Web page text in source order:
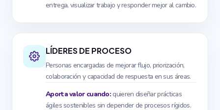
entrega, visualizar trabajo y responder mejor al cambio.
LÍDERES DE PROCESO
Personas encargadas de mejorar flujo, priorización,
colaboración y capacidad de respuesta en sus áreas.
Aporta valor cuando: quieren diseñar prácticas
ágiles sostenibles sin depender de procesos rígidos.